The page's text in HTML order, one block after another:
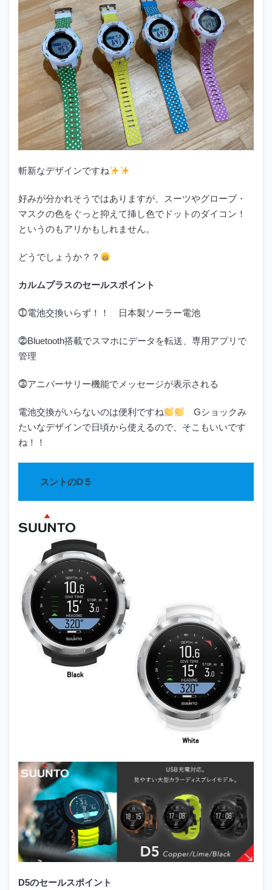
斬新なデザインですね
好みが分かれそうではありますが、スーツやグローブ・
マスクの色をぐっと抑えて挿し色でドットのダイコン！
というのもアリかもしれません。
どうでしょうか？？
カルムプラスのセールスポイント
⓵電池交換いらず！！ 日本製ソーラー電池
⓶Bluetooth搭載でスマホにデータを転送、専用アプリで
管理
⓷アニバーサリー機能でメッセージが表示される
電池交換がいらないのは便利ですね
Gショックみ
たいなデザインで日頃から使えるので、そこもいいです
ね！！
スントのD５
D5のセールスポイント